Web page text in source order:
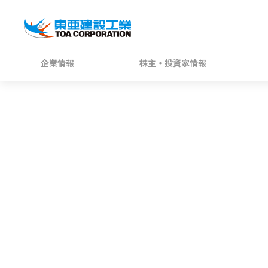
企業情報 株主・投資家情報